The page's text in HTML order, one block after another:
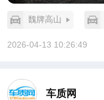
魏牌高山
2026-04-13 10:26:49
车质网